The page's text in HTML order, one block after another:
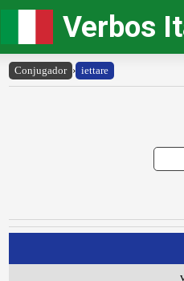
Verbos
Conjugador › iettare